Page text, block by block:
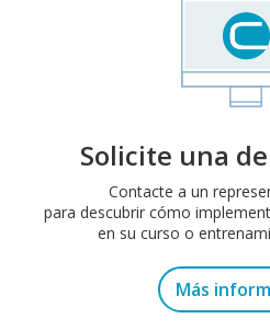
Solicite una
Contacte a un
para descubrir cómo
en su curso o
Más